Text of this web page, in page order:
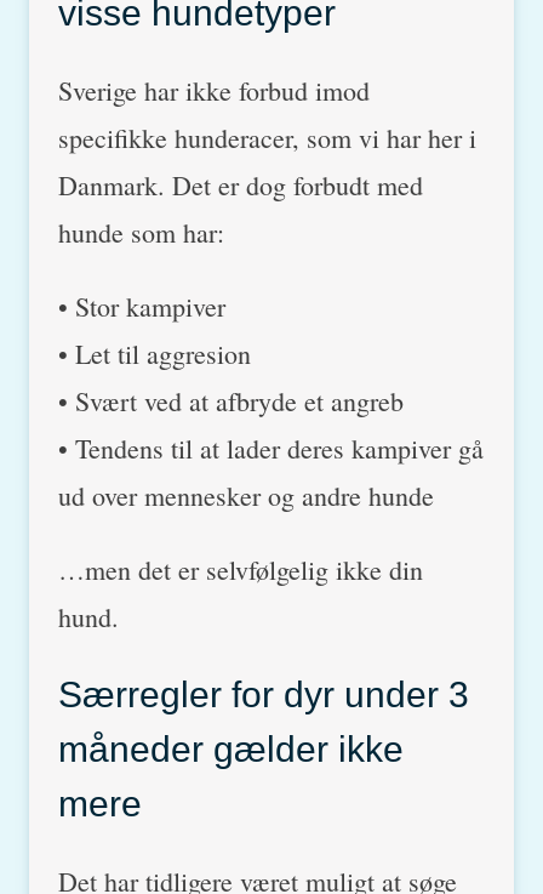
visse hundetyper
Sverige har ikke forbud imod
specifikke hunderacer, som vi har her i
Danmark. Det er dog forbudt med
hunde som har:
• Stor kampiver
• Let til aggresion
• Svært ved at afbryde et angreb
• Tendens til at lader deres kampiver gå
ud over mennesker og andre hunde
…men det er selvfølgelig ikke din
hund.
Særregler for dyr under 3
måneder gælder ikke
mere
Det har tidligere været muligt at søge